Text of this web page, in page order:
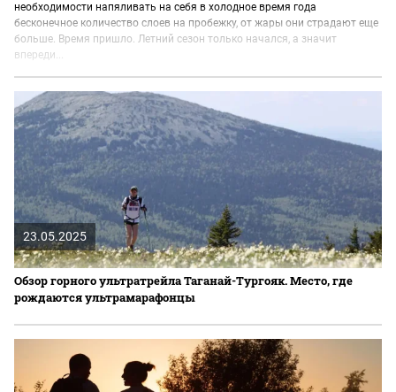
необходимости напяливать на себя в холодное время года
бесконечное количество слоев на пробежку, от жары они страдают еще
больше. Время пришло. Летний сезон только начался, а значит
впереди...
23.05.2025
Обзор горного ультратрейла Таганай-Тургояк. Место, где
рождаются ультрамарафонцы